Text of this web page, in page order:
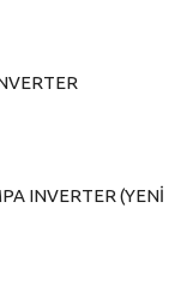
INVERTER (YENİ